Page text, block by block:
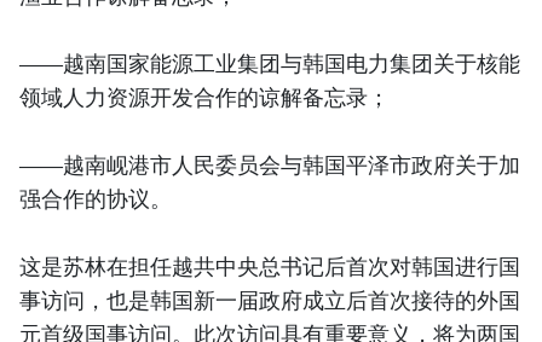
——越南国家能源工业集团与韩国电力集团关于核能
领域人力资源开发合作的谅解备忘录；
——越南岘港市人民委员会与韩国平泽市政府关于加
强合作的协议。
这是苏林在担任越共中央总书记后首次对韩国进行国
事访问，也是韩国新一届政府成立后首次接待的外国
元首级国事访问。此次访问具有重要意义，将为两国